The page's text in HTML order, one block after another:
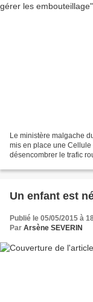
Le ministère malgache
mis en place une Cellule
désencombrer le trafic
Un enfant est
Publié le 05/05/2015 à
Par Arsène SEVERIN